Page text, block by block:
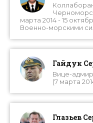
марта 2014 - 15
Военно-морскими
Гайдук
Вице-
(7 марта
Глазьев